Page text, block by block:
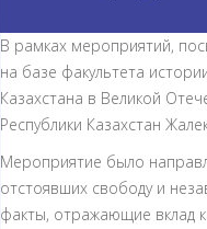
В рамках мероприятий,
на базе факультета
Казахстана в Великой
Республики Казахстан
Мероприятие было
отстоявших свободу и
факты, отражающие вклад